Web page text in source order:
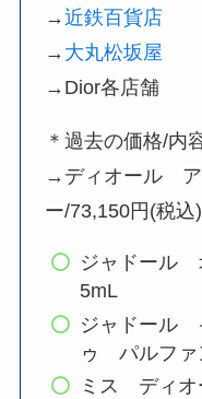
→近鉄百貨店
→ 大丸松坂屋
→Dior各店舗
＊過去の価格/内
→ディオール
ー/73,150円(税込)
ジャドール
5mL
ジャドール
ゥ パルファ
ミス ディオ